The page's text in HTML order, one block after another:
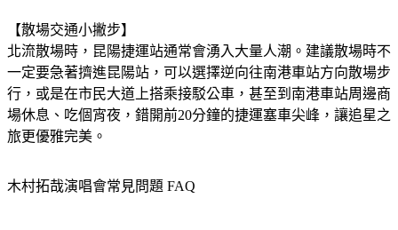
【散場交通小撇步】
北流散場時，昆陽捷運站通常會湧入大量人潮。建議散場時不
一定要急著擠進昆陽站，可以選擇逆向往南港車站方向散場步
行，或是在市民大道上搭乘接駁公車，甚至到南港車站周邊商
場休息、吃個宵夜，錯開前20分鐘的捷運塞車尖峰，讓追星之
旅更優雅完美。
木村拓哉演唱會常見問題 FAQ